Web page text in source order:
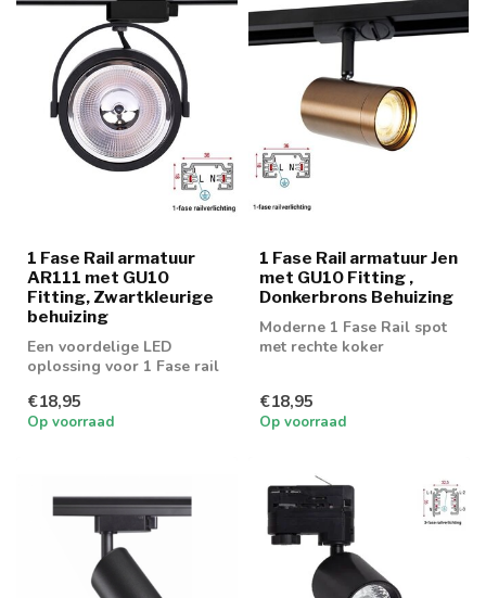
1 Fase Rail armatuur
AR111 met GU10
Fitting, Zwartkleurige
behuizing
Een voordelige LED
oplossing voor 1 Fase rail
€18,95
Op voorraad
1 Fase Rail armatuur Jen
met GU10 Fitting ,
Donkerbrons Behuizing
Moderne 1 Fase Rail spot
met rechte koker
€18,95
Op voorraad